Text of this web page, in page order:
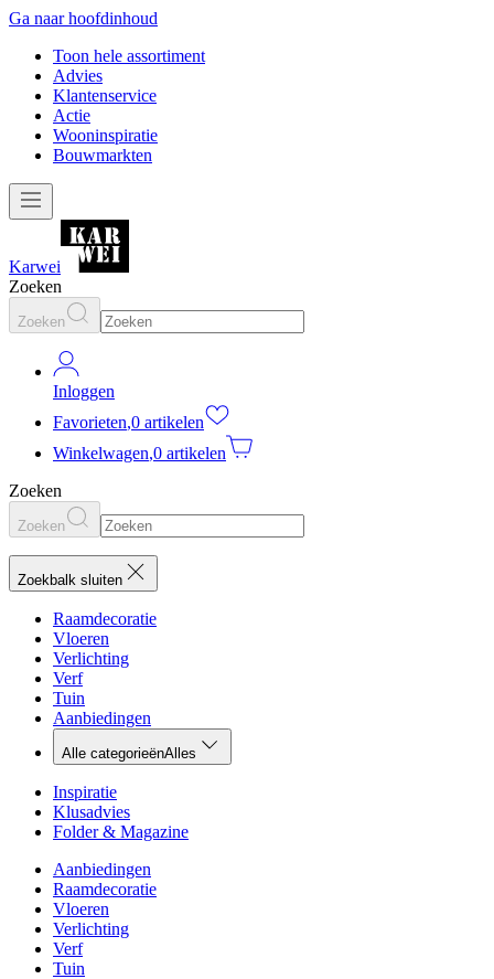
Ga naar hoofdinhoud
Toon hele assortiment
Advies
Klantenservice
Actie
Wooninspiratie
Bouwmarkten
Karwei
Zoeken
Zoeken
Inloggen
Favorieten,0 artikelen
Winkelwagen,0 artikelen
Zoeken
Zoeken
Zoekbalk sluiten
Raamdecoratie
Vloeren
Verlichting
Verf
Tuin
Aanbiedingen
Alle categorieënAlles
Inspiratie
Klusadvies
Folder & Magazine
Aanbiedingen
Raamdecoratie
Vloeren
Verlichting
Verf
Tuin